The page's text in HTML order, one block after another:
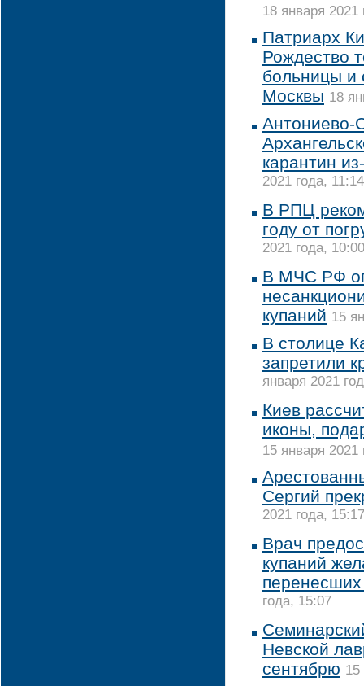
18 января 2021
Патриарх
Рождество
больницы и
Москвы 18
Антониево-
карантин
2021 года, 11:14
В РПЦ
году от
2021 года, 10:00
В МЧС РФ
купаний 15
В столице
запретили
января 2021
Киев
иконы,
15 января 2021
Сергий
2021 года, 15:17
Врач
купаний
года, 15:07
Невской
сентябрю 15